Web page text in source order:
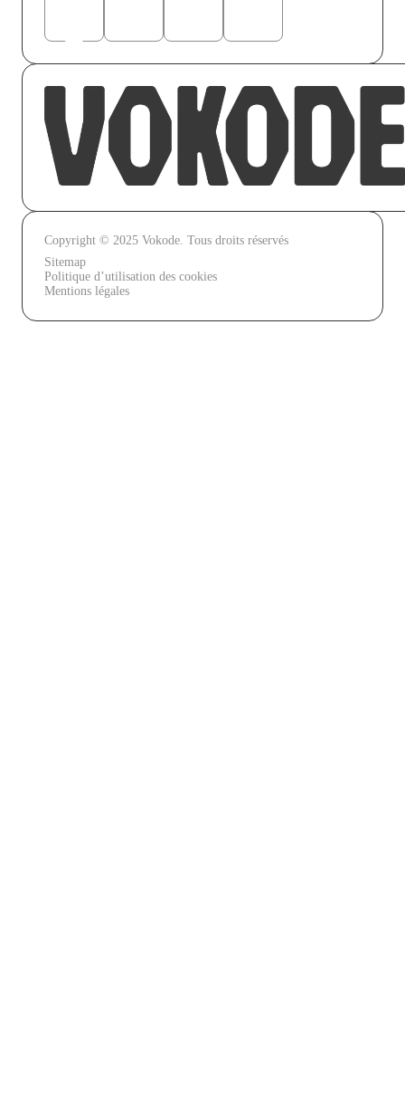
Copyright © 2025 Vokode. Tous droits réservés
Sitemap
Politique d’utilisation des cookies
Mentions légales